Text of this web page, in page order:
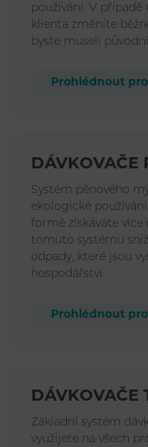
používání. V případě
klienta změníte
byste museli
Prohlédnout
DÁVKOVAČE
Systém pěnového
ekologické
formě získáváte více
tomuto systému
odpady, které jsou
hospodářství.
Prohlédnout
DÁVKOVAČE
Základní systém
využijete na všech